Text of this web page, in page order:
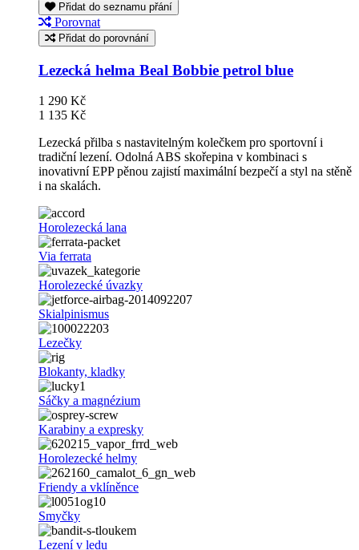
Přidat do seznamu přání
Porovnat
Přidat do porovnání
Lezecká helma Beal Bobbie petrol blue
1 290 Kč
1 135 Kč
Lezecká přilba s nastavitelným kolečkem pro sportovní i
tradiční lezení. Odolná ABS skořepina v kombinaci s
inovativní EPP pěnou zajistí maximální bezpečí a styl na stěně
i na skalách.
Horolezecká lana
Via ferrata
Horolezecké úvazky
Skialpinismus
Lezečky
Blokanty, kladky
Sáčky a magnézium
Karabiny a expresky
Horolezecké helmy
Friendy a vklíněnce
Smyčky
Lezení v ledu